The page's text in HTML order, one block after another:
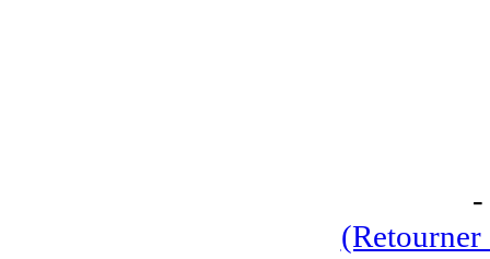
-
(Retourner